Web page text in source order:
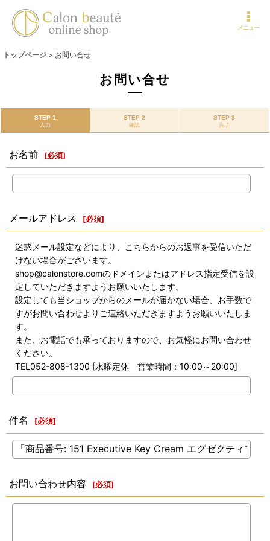
メニュー
トップページ > お問い合せ
お問い合せ
STEP 1
入力
STEP 2
確認
STEP 3
完了
お名前 [必須]
メールアドレス [必須]
迷惑メール設定などにより、こちらからのお返事を受信いただ
けない場合がございます。
shop@calonstore.comのドメインまたはアドレス指定受信を設
定していただきますようお願いいたします。
設定しても当ショップからのメールが届かない場合、お手数で
すがお問い合わせよりご連絡いただきますようお願いいたしま
す。
また、お電話でも承っておりますので、お気軽にお問い合わせ
ください。
TEL052-808-1300 [水曜定休 営業時間：10:00～20:00]
件名 [必須]
お問い合わせ内容 [必須]